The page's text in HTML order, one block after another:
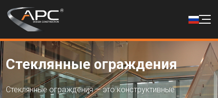
Стеклянные ограждения
Стеклянные ограждения — это конструктивные